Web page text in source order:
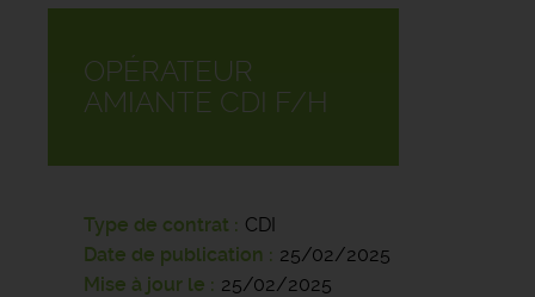
OPÉRATEUR
AMIANTE CDI F/H
Type de contrat
CDI
Date de publication
25/02/2025
Mise à jour le
25/02/2025